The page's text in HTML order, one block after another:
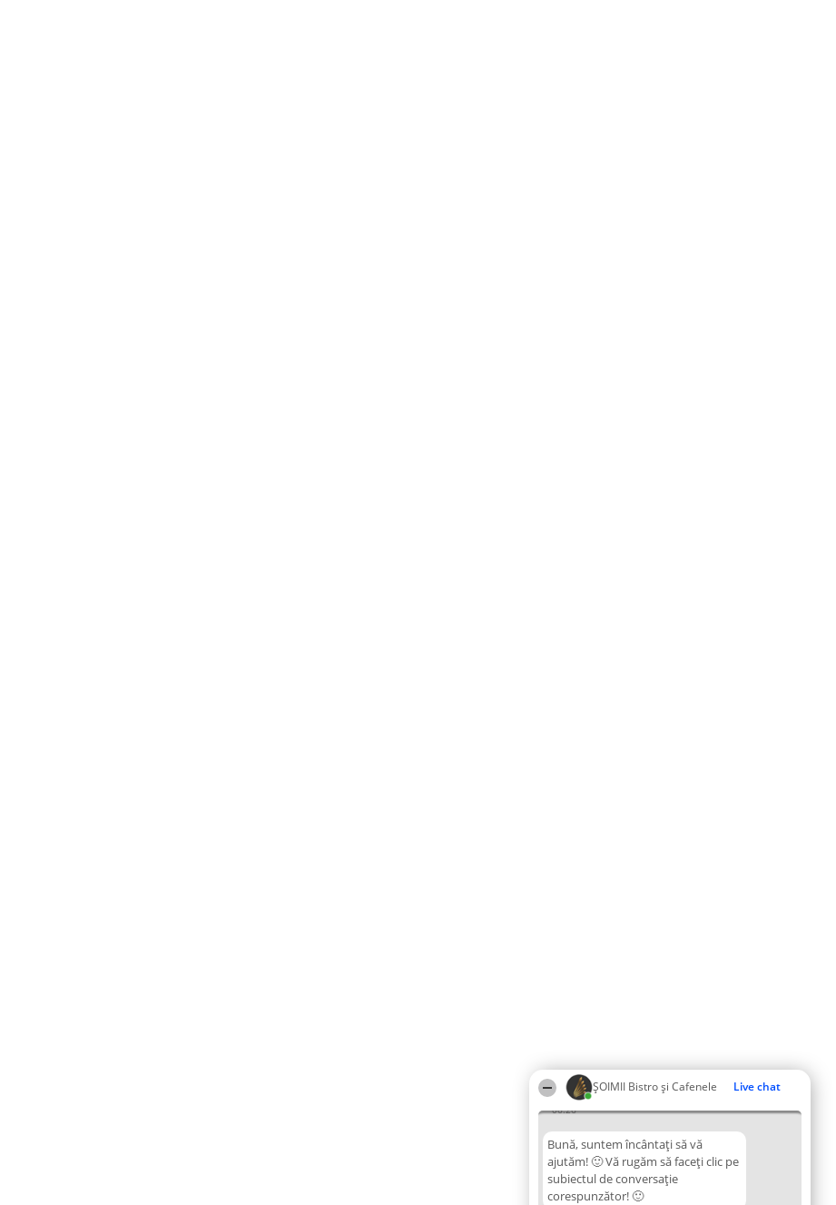
ȘOIMII Bistro și Cafenele Live chat
06:26
Bună, suntem încântați să vă
ajutăm! 🙂 Vă rugăm să faceți clic pe
subiectul de conversație
corespunzător! 🙂